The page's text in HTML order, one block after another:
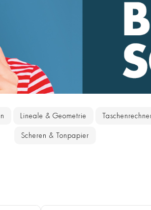
Lineale & Geometrie
Scheren & Tonpapier